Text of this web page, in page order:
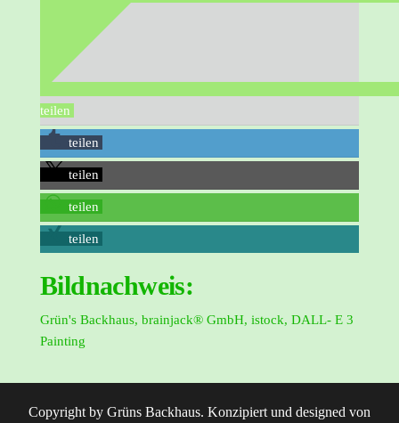
teilen
teilen
teilen
teilen
teilen
Bildnachweis:
Grün's Backhaus, brainjack® GmbH, istock, DALL- E 3
Painting
Copyright by Grüns Backhaus. Konzipiert und designed von